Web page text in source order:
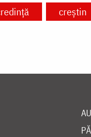
creștin